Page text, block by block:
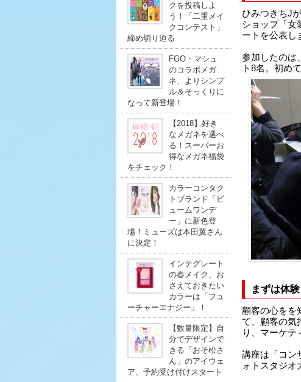
クを投稿しよ
う！「二重メイ
クコンテスト」
締め切り迫る
FGO・マシュ
のコラボメガ
ネ、よりシンプ
ル＆そっくりに
なって新登場！
【2018】好き
なメガネを選べ
る！スーパーお
得なメガネ福袋
をチェック！
カラーコンタク
トブランド「ビ
ュームワンデ
ー」に新色登
場！ミューズは本田翼さん
に決定！
インテグレート
の春メイク、お
さえておきたい
カラーは「フュ
ーチャーエナジー」！
【数量限定】自
分でデザインで
きる「おそ松さ
ん」のアイウェ
ア、予約受け付けスタート
ひみつきちJ
ショップ「女
ートを公表し
参加したのは
ト8名。初め
まずは体験
顧客の心をを
て、顧客の気
り、マーケテ
講座は「コン
ォトスタジオ